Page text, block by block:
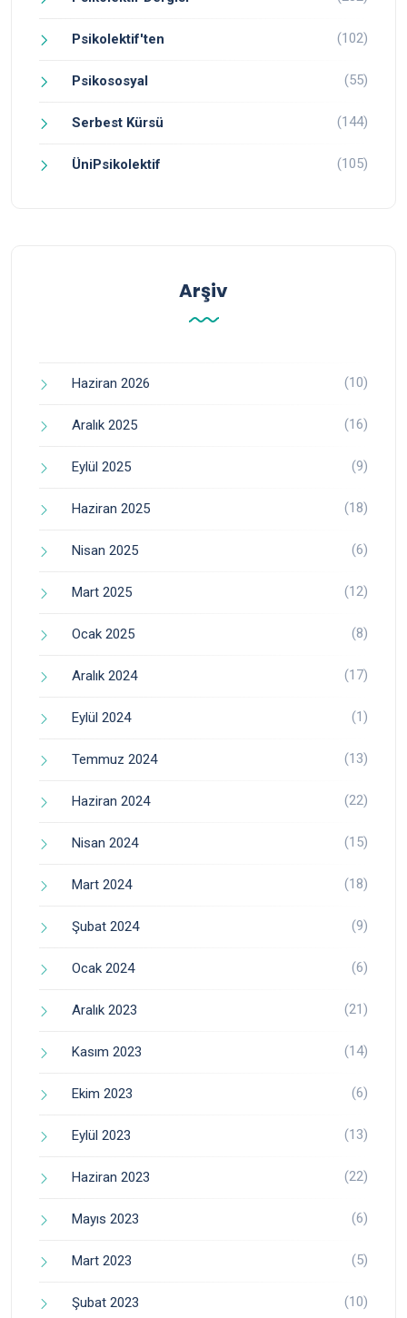
Psikolektif'ten (102)
Psikososyal (55)
Serbest Kürsü (144)
ÜniPsikolektif (105)
Arşiv
Haziran 2026 (10)
Aralık 2025 (16)
Eylül 2025 (9)
Haziran 2025 (18)
Nisan 2025 (6)
Mart 2025 (12)
Ocak 2025 (8)
Aralık 2024 (17)
Eylül 2024 (1)
Temmuz 2024 (13)
Haziran 2024 (22)
Nisan 2024 (15)
Mart 2024 (18)
Şubat 2024 (9)
Ocak 2024 (6)
Aralık 2023 (21)
Kasım 2023 (14)
Ekim 2023 (6)
Eylül 2023 (13)
Haziran 2023 (22)
Mayıs 2023 (6)
Mart 2023 (5)
Şubat 2023 (10)